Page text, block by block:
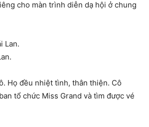
cho màn trình diễn dạ hội ở chung
Họ đều nhiệt tình, thân thiện. Cô
tổ chức Miss Grand và tìm được vé